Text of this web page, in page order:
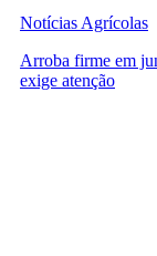
Notícias Agrícolas
Arroba firme em
exige atenção